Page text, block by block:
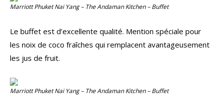
Marriott Phuket Nai Yang – The Andaman Kitchen – Buffet
Le buffet est d’excellente qualité. Mention spéciale pour
les noix de coco fraîches qui remplacent avantageusement
les jus de fruit.
Marriott Phuket Nai Yang – The Andaman Kitchen – Buffet